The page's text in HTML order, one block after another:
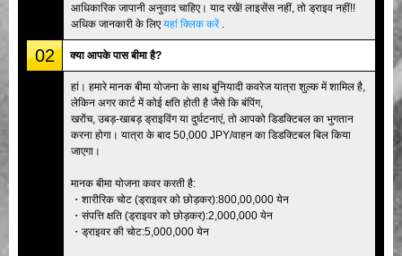
आधिकारिक जापानी अनुवाद चाहिए। याद रखें! लाइसेंस नहीं, तो ड्राइव नहीं!!
अधिक जानकारी के लिएयहां क्लिक करें.
02 क्या आपके पास बीमा है?
हां। हमारे मानक बीमा योजना के साथ बुनियादी कवरेज यात्रा शुल्क में शामिल है,
लेकिन अगर कार्ट में कोई क्षति होती है जैसे कि बंपिंग,
खरोंच, उबड़-खाबड़ ड्राइविंग या दुर्घटनाएं, तो आपको डिडक्टिबल का भुगतान
करना होगा। यात्रा के बाद 50,000 JPY/वाहन का डिडक्टिबल बिल किया
जाएगा।
मानक बीमा योजना कवर करती है:
・शारीरिक चोट (ड्राइवर को छोड़कर):800,00,000 येन
・संपत्ति क्षति (ड्राइवर को छोड़कर):2,000,000 येन
・ड्राइवर की चोट:5,000,000 येन